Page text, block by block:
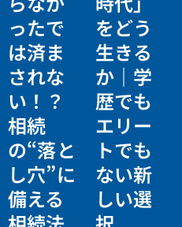
ったで
は済ま
されな
い！？
相続
の“落と
し穴”に
備える
をどう
生きる
か｜学
歴でも
エリー
トでも
ない新
しい選